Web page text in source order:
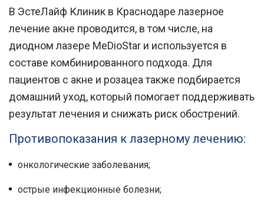
В ЭстеЛайф Клиник в Краснодаре лазерное
лечение акне проводится, в том числе, на
диодном лазере MeDioStar и используется в
составе комбинированного подхода. Для
пациентов с акне и розацеа также подбирается
домашний уход, который помогает поддерживать
результат лечения и снижать риск обострений.
Противопоказания к лазерному лечению:
онкологические заболевания;
острые инфекционные болезни;